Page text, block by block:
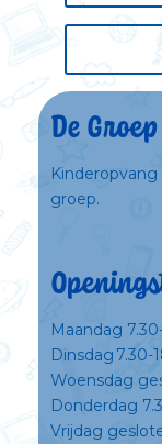
De Groep
groep.
Maandag
Dinsdag 7.30-
Woensdag
Donderdag
Vrijdag